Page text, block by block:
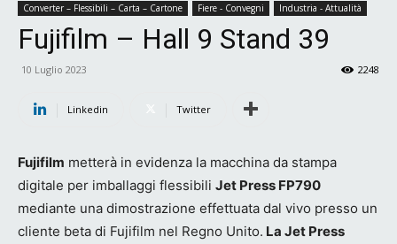
Converter – Flessibili – Carta – Cartone Fiere - Convegni Industria - Attualità
Fujifilm – Hall 9 Stand 39
10 Luglio 2023 2248
Linkedin Twitter
Fujifilm metterà in evidenza la macchina da stampa
digitale per imballaggi flessibili Jet Press FP790
mediante una dimostrazione effettuata dal vivo presso un
cliente beta di Fujifilm nel Regno Unito. La Jet Press